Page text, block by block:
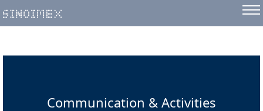
Communication & Activities